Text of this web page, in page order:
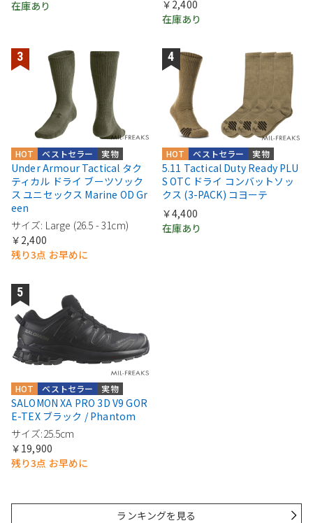
在庫あり
￥2,400
在庫あり
実物
ベストセラー
HOT
Under Armour Tactical タク
ティカル ドライ ブーツソック
ス ユニセックス Marine OD Gr
een
サイズ: Large (26.5 - 31cm)
￥2,400
残り3点 お早めに
実物
ベストセラー
HOT
5.11 Tactical Duty Ready PLU
S OTC ドライ コンバットソッ
クス (3-PACK) コヨーテ
￥4,400
在庫あり
実物
ベストセラー
HOT
SALOMON XA PRO 3D V9 GOR
E-TEX ブラック / Phantom
サイズ:25.5cm
￥19,900
残り3点 お早めに
ランキングを見る